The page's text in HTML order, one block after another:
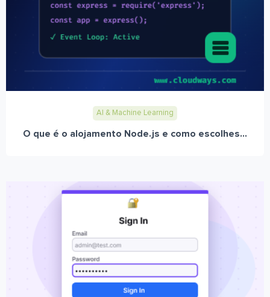
AI & Machine Learning
O que é o alojamento Node.js e como escolhes...